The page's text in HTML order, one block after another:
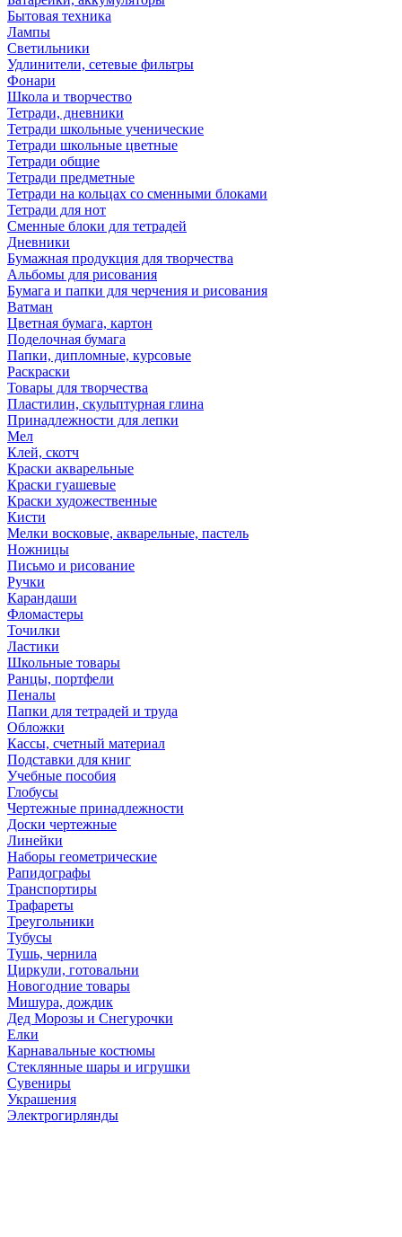
Бытовая техника
Лампы
Светильники
Удлинители, сетевые фильтры
Фонари
Школа и творчество
Тетради, дневники
Тетради школьные ученические
Тетради школьные цветные
Тетради общие
Тетради предметные
Тетради на кольцах со сменными блоками
Тетради для нот
Сменные блоки для тетрадей
Дневники
Бумажная продукция для творчества
Альбомы для рисования
Бумага и папки для черчения и рисования
Ватман
Цветная бумага, картон
Поделочная бумага
Папки, дипломные, курсовые
Раскраски
Товары для творчества
Пластилин, скульптурная глина
Принадлежности для лепки
Мел
Клей, скотч
Краски акварельные
Краски гуашевые
Краски художественные
Кисти
Мелки восковые, акварельные, пастель
Ножницы
Письмо и рисование
Ручки
Карандаши
Фломастеры
Точилки
Ластики
Школьные товары
Ранцы, портфели
Пеналы
Папки для тетрадей и труда
Обложки
Кассы, счетный материал
Подставки для книг
Учебные пособия
Глобусы
Чертежные принадлежности
Доски чертежные
Линейки
Наборы геометрические
Рапидографы
Транспортиры
Трафареты
Треугольники
Тубусы
Тушь, чернила
Циркули, готовальни
Новогодние товары
Мишура, дождик
Дед Морозы и Снегурочки
Елки
Карнавальные костюмы
Стеклянные шары и игрушки
Сувениры
Украшения
Электрогирлянды